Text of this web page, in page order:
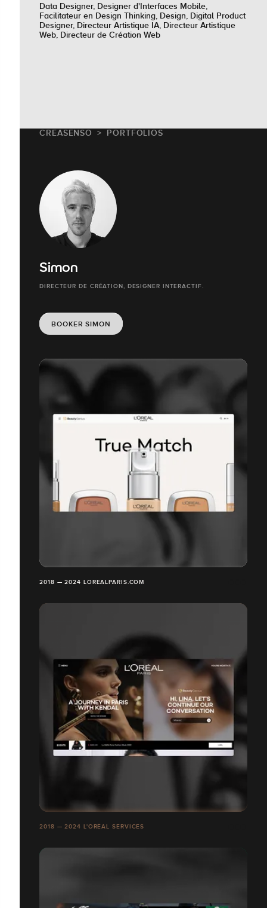
Data Designer, Designer d'Interfaces Mobile,
Facilitateur en Design Thinking, Design, Digital Product
Designer, Directeur Artistique IA, Directeur Artistique
Web, Directeur de Création Web
CREASENSO PORTFOLIOS
Simon
DIRECTEUR DE CRÉATION, DESIGNER INTERACTIF.
BOOKER SIMON
2018 — 2024 LOREALPARIS.COM
2018 — 2024 L'ORÉAL SERVICES